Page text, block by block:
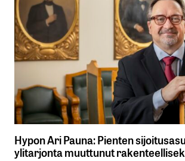
Hypon Ari Pauna: Pienten
ylitarjonta muuttunut